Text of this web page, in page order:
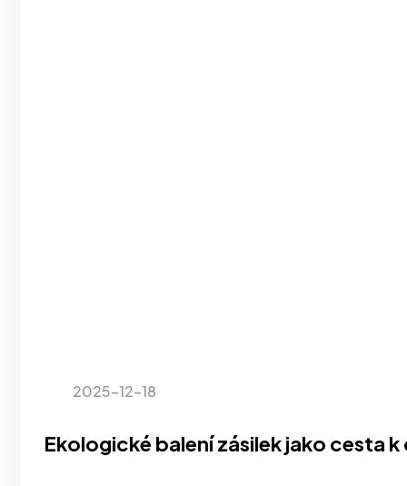
Ekologické balení zásilek jako cesta
2025-12-18